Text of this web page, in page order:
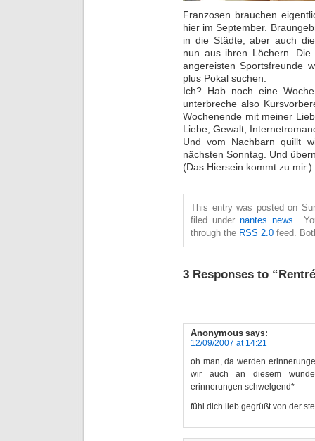
Franzosen brauchen
hier im September.
in die Städte; aber auch
nun aus ihren Löchern.
angereisten Sportsfreunde
plus Pokal suchen.
Ich? Hab noch eine
unterbreche also
Wochenende mit meiner
Liebe, Gewalt,
Und vom Nachbarn quillt
nächsten Sonntag. Und
(Das Hiersein kommt zu mir.)
This entry was posted on
filed undernantes news.
.
through the RSS 2.0 feed.
3 Responses to
Anonymous says:
12/09/2007 at 14:21
oh man, da werden
wir auch an diesem
erinnerungen schwelgend*
fühl dich lieb gegrüßt von der